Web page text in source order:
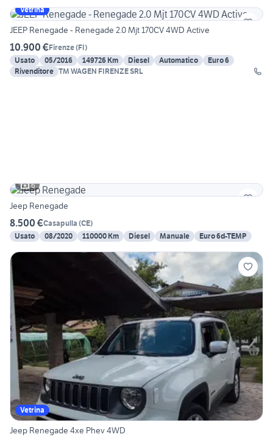
Vetrina
JEEP Renegade - Renegade 2.0 Mjt 170CV 4WD Active
10.900 €Firenze(FI)
Usato
05/2016 149726 Km Diesel Automatico
Euro 6
Rivenditore TM WAGEN FIRENZE SRL
6
Jeep Renegade
8.500 €Casapulla (CE)
Usato
08/2020 110000 Km Diesel Manuale Euro 6d-TEMP
Vetrina
Jeep Renegade 4xe Phev 4WD